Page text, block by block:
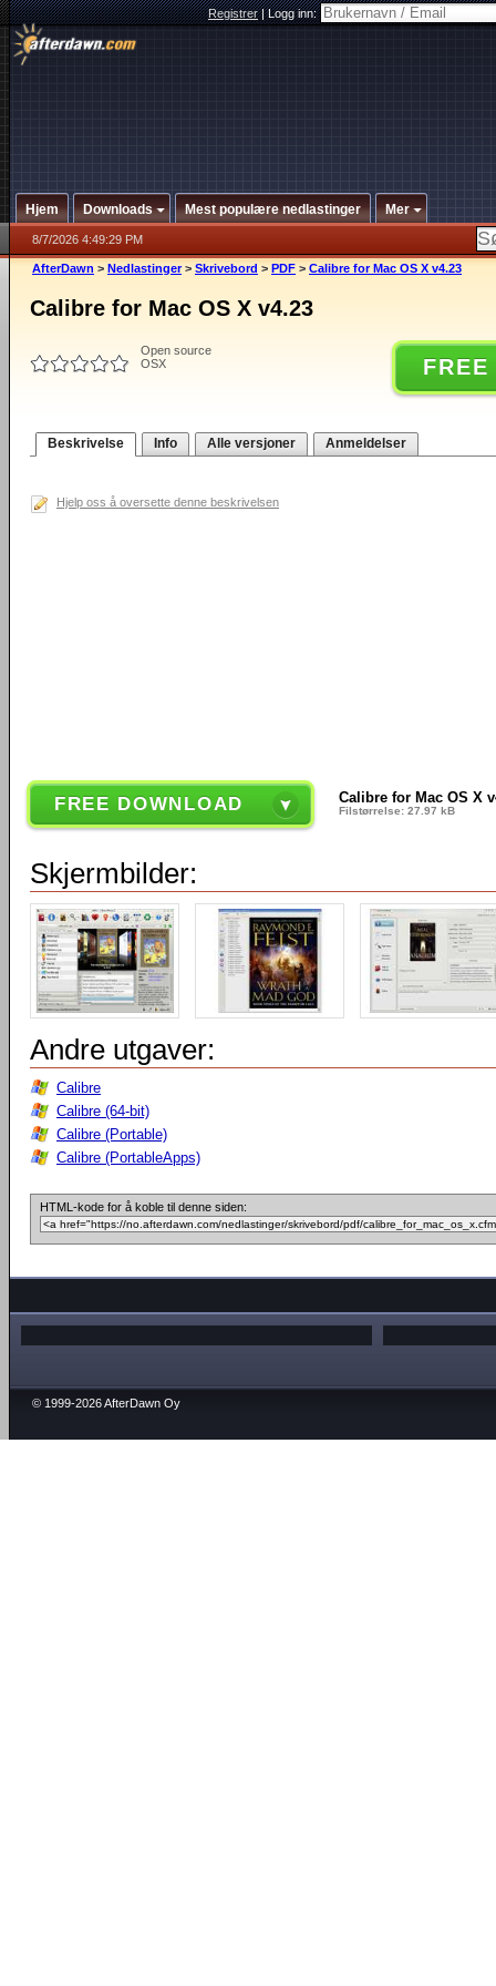
Registrer|Logg inn:
Hjem Downloads Mest populære nedlastinger Mer
8/7/2026 4:49:29 PM
AfterDawn > Nedlastinger > Skrivebord > PDF > Calibre for Mac OS X v4.23
Calibre for Mac OS X v4.23
Open source
OSX
Beskrivelse Info Alle versjoner Anmeldelser
Hjelp oss å oversette denne beskrivelsen
FREE DOWNLOAD Calibre for Mac OS X
Filstørrelse: 27.97 kB
Skjermbilder:
Andre utgaver:
Calibre
Calibre (64-bit)
Calibre (Portable)
Calibre (PortableApps)
HTML-kode for å koble til denne siden:
© 1999-2026 AfterDawn Oy